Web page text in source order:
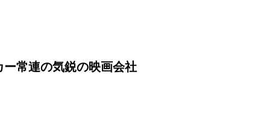
常連の気鋭の映画会社